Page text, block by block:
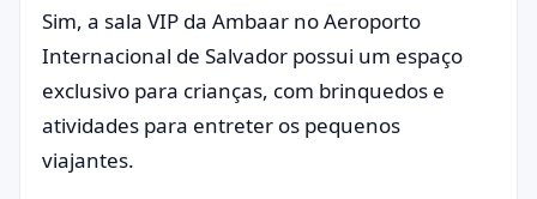
Sim, a sala VIP da Ambaar no Aeroporto
Internacional de Salvador possui um espaço
exclusivo para crianças, com brinquedos e
atividades para entreter os pequenos
viajantes.